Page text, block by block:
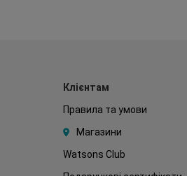
Клієнтам
Правила та умови
Магазини
Watsons Club